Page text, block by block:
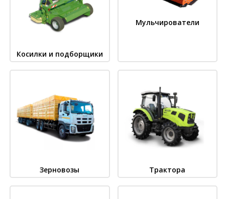
Косилки и подборщики
Мульчирователи
Зерновозы Трактора